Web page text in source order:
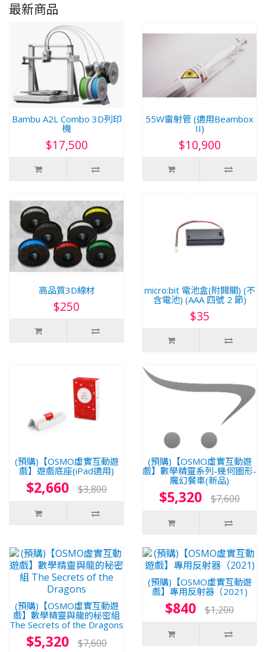
最新商品
Bambu A2L Combo 3D列印
機
$17,500
55W雷射管 (適用Beambox
II)
$10,900
高品質3D線材
$250
micro:bit 電池盒(附開關) (不
含電池) (AAA 四號 2 節)
$35
(預購)【OSMO虛實互動遊
戲】遊戲底座(iPad適用)
$2,660 $3,800
(預購)【OSMO虛實互動遊
戲】數學精靈系列-幾何圖形-
魔幻餐車(新品)
$5,320 $7,600
(預購)【OSMO虛實互動遊
戲】數學精靈與龍的秘密組
The Secrets of the Dragons
$5,320 $7,600
(預購)【OSMO虛實互動遊
戲】專用反射器（2021)
$840 $1,200